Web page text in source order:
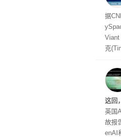
据
Viant
克
合
户对
算
老牌
这回
英国
故报
enAI